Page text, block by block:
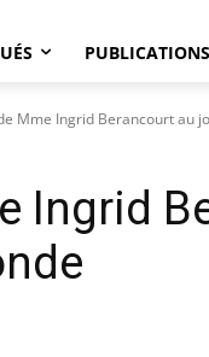
PUBLICATIONS
Mme Ingrid Berancourt au
Ingrid